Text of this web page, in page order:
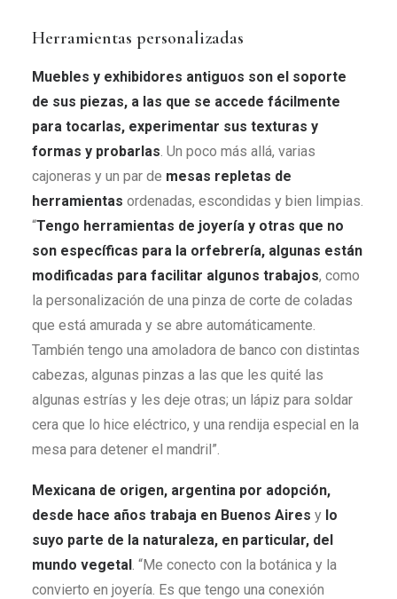
Herramientas personalizadas
Muebles y exhibidores antiguos son el soporte
de sus piezas, a las que se accede fácilmente
para tocarlas, experimentar sus texturas y
formas y probarlas. Un poco más allá, varias
cajoneras y un par de mesas repletas de
herramientas ordenadas, escondidas y bien limpias.
“Tengo herramientas de joyería y otras que no
son específicas para la orfebrería, algunas están
modificadas para facilitar algunos trabajos, como
la personalización de una pinza de corte de coladas
que está amurada y se abre automáticamente.
También tengo una amoladora de banco con distintas
cabezas, algunas pinzas a las que les quité las
algunas estrías y les deje otras; un lápiz para soldar
cera que lo hice eléctrico, y una rendija especial en la
mesa para detener el mandril”.
Mexicana de origen, argentina por adopción,
desde hace años trabaja en Buenos Aires y lo
suyo parte de la naturaleza, en particular, del
mundo vegetal. “Me conecto con la botánica y la
convierto en joyería. Es que tengo una conexión